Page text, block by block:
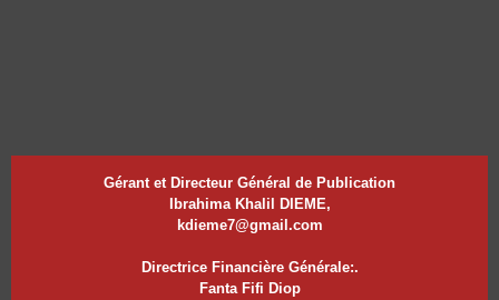
Gérant et Directeur Général de Publication
Ibrahima Khalil DIEME,
kdieme7@gmail.com
Directrice Financière Générale:.
Fanta Fifi Diop